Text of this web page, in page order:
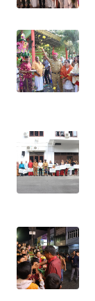
LANGKAT
WN
TAPANULI
SELATAN
LESUNG
WN
WN
SIMALUNGUN
WN
LABUHANBATU